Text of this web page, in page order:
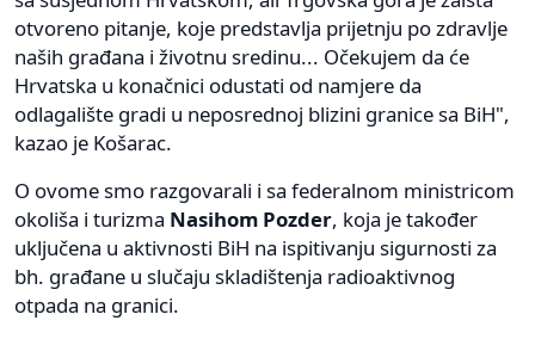
otvoreno pitanje, koje predstavlja prijetnju po zdravlje
naših građana i životnu sredinu... Očekujem da će
Hrvatska u konačnici odustati od namjere da
odlagalište gradi u neposrednoj blizini granice sa BiH",
kazao je Košarac.
O ovome smo razgovarali i sa federalnom ministricom
okoliša i turizma Nasihom Pozder, koja je također
uključena u aktivnosti BiH na ispitivanju sigurnosti za
bh. građane u slučaju skladištenja radioaktivnog
otpada na granici.